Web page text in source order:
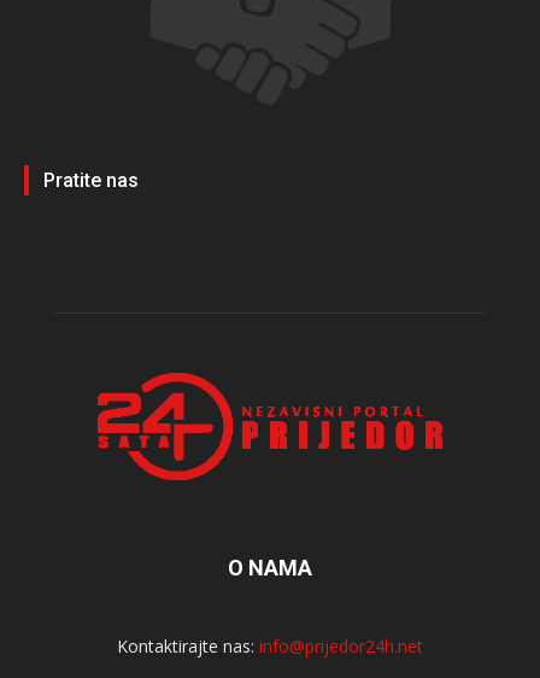
Pratite nas
O NAMA
Kontaktirajte nas: info@prijedor24h.net